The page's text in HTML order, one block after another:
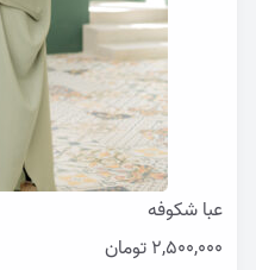
عبا شکوفه
2,500,000تومان